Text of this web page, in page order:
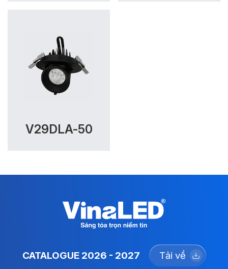
V29DLA-50
CATALOGUE 2026 - 2027 Tải về